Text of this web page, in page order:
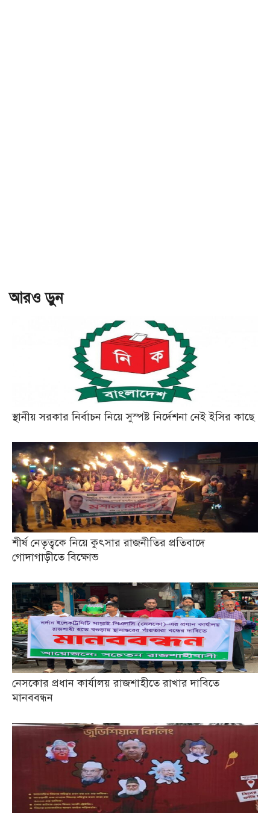
আরও ড়ুন
স্থানীয় সরকার নির্বাচন নিয়ে সুস্পষ্ট নির্দেশনা নেই ইসির কাছে
শীর্ষ নেতৃত্বকে নিয়ে কুৎসার রাজনীতির প্রতিবাদে
গোদাগাড়ীতে বিক্ষোভ
নেসকোর প্রধান কার্যালয় রাজশাহীতে রাখার দাবিতে
মানববন্ধন